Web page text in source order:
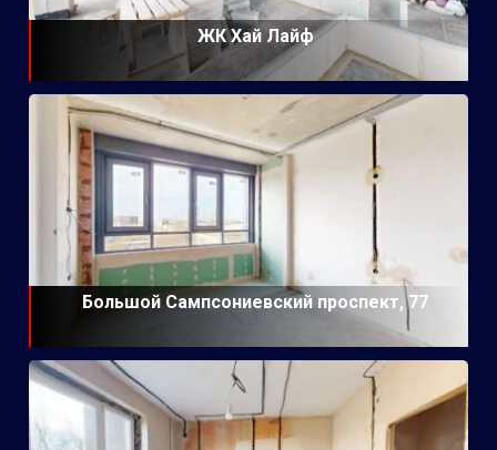
ЖК Хай Лайф
Большой Сампсониевский проспект, 77